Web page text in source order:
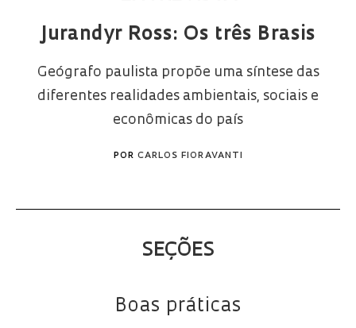
Jurandyr Ross: Os três Brasis
Geógrafo paulista propõe uma síntese das
diferentes realidades ambientais, sociais e
econômicas do país
POR CARLOS FIORAVANTI
SEÇÕES
Boas práticas